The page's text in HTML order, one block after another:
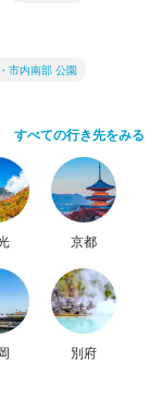
市内南部 公園
すべての行き先をみる
京都
別府